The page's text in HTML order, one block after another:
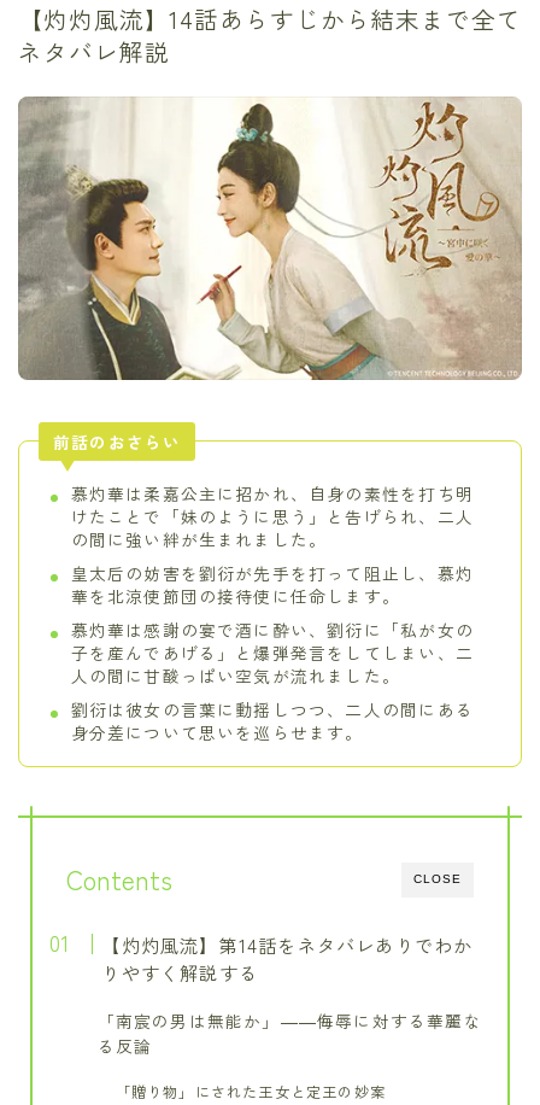
【灼灼風流】14話あらすじから結末まで全て
ネタバレ解説
前話のおさらい
慕灼華は柔嘉公主に招かれ、自身の素性を打ち明
けたことで「妹のように思う」と告げられ、二人
の間に強い絆が生まれました。
皇太后の妨害を劉衍が先手を打って阻止し、慕灼
華を北涼使節団の接待使に任命します。
慕灼華は感謝の宴で酒に酔い、劉衍に「私が女の
子を産んであげる」と爆弾発言をしてしまい、二
人の間に甘酸っぱい空気が流れました。
劉衍は彼女の言葉に動揺しつつ、二人の間にある
身分差について思いを巡らせます。
CLOSE
Contents
【灼灼風流】第14話をネタバレありでわか
りやすく解説する
「南宸の男は無能か」――侮辱に対する華麗な
る反論
「贈り物」にされた王女と定王の妙案